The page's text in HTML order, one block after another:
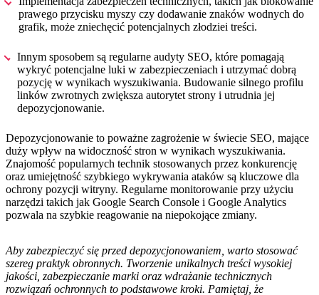
prawego przycisku myszy czy dodawanie znaków wodnych do
grafik, może zniechęcić potencjalnych złodziei treści.
Innym sposobem są regularne audyty SEO, które pomagają
wykryć potencjalne luki w zabezpieczeniach i utrzymać dobrą
pozycję w wynikach wyszukiwania. Budowanie silnego profilu
linków zwrotnych zwiększa autorytet strony i utrudnia jej
depozycjonowanie.
Depozycjonowanie to poważne zagrożenie w świecie SEO, mające
duży wpływ na widoczność stron w wynikach wyszukiwania.
Znajomość popularnych technik stosowanych przez konkurencję
oraz umiejętność szybkiego wykrywania ataków są kluczowe dla
ochrony pozycji witryny. Regularne monitorowanie przy użyciu
narzędzi takich jak Google Search Console i Google Analytics
pozwala na szybkie reagowanie na niepokojące zmiany.
Aby zabezpieczyć się przed depozycjonowaniem, warto stosować
szereg praktyk obronnych. Tworzenie unikalnych treści wysokiej
jakości, zabezpieczanie marki oraz wdrażanie technicznych
rozwiązań ochronnych to podstawowe kroki. Pamiętaj, że